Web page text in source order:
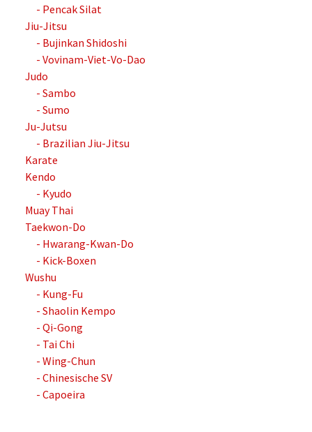
- Pencak Silat
Jiu-Jitsu
- Bujinkan Shidoshi
- Vovinam-Viet-Vo-Dao
Judo
- Sambo
- Sumo
Ju-Jutsu
- Brazilian Jiu-Jitsu
Karate
Kendo
- Kyudo
Muay Thai
Taekwon-Do
- Hwarang-Kwan-Do
- Kick-Boxen
Wushu
- Kung-Fu
- Shaolin Kempo
- Qi-Gong
- Tai Chi
- Wing-Chun
- Chinesische SV
- Capoeira